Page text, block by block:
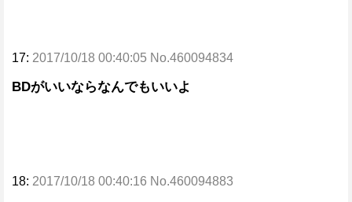
17: 2017/10/18 00:40:05 No.460094834
BDがいいならなんでもいいよ
18: 2017/10/18 00:40:16 No.460094883